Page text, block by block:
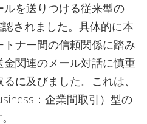
を送りつける従来型の
されました。具体的に本
ナー間の信頼関係に踏み
関連のメール対話に慎重
に及びました。これは、
：企業間取引）型の